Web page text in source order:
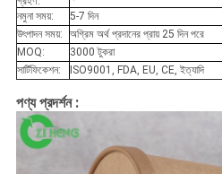
নমুনা সময়:
5-7 দিন
উৎপাদন সময়:
অগ্রিম অর্থ প্রদানের প্রায় 25 দিন পরে
MOQ:
3000 টুকরা
সার্টিফিকেশন:
ISO9001, FDA, EU, CE, ইত্যাদি
পণ্য প্রদর্শন :